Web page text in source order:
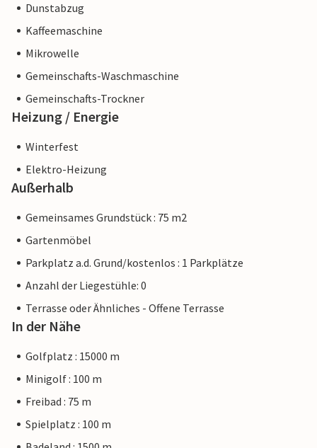
Dunstabzug
Kaffeemaschine
Mikrowelle
Gemeinschafts-Waschmaschine
Gemeinschafts-Trockner
Heizung / Energie
Winterfest
Elektro-Heizung
Außerhalb
Gemeinsames Grundstück : 75 m2
Gartenmöbel
Parkplatz a.d. Grund/kostenlos : 1 Parkplätze
Anzahl der Liegestühle: 0
Terrasse oder Ähnliches - Offene Terrasse
In der Nähe
Golfplatz : 15000 m
Minigolf : 100 m
Freibad : 75 m
Spielplatz : 100 m